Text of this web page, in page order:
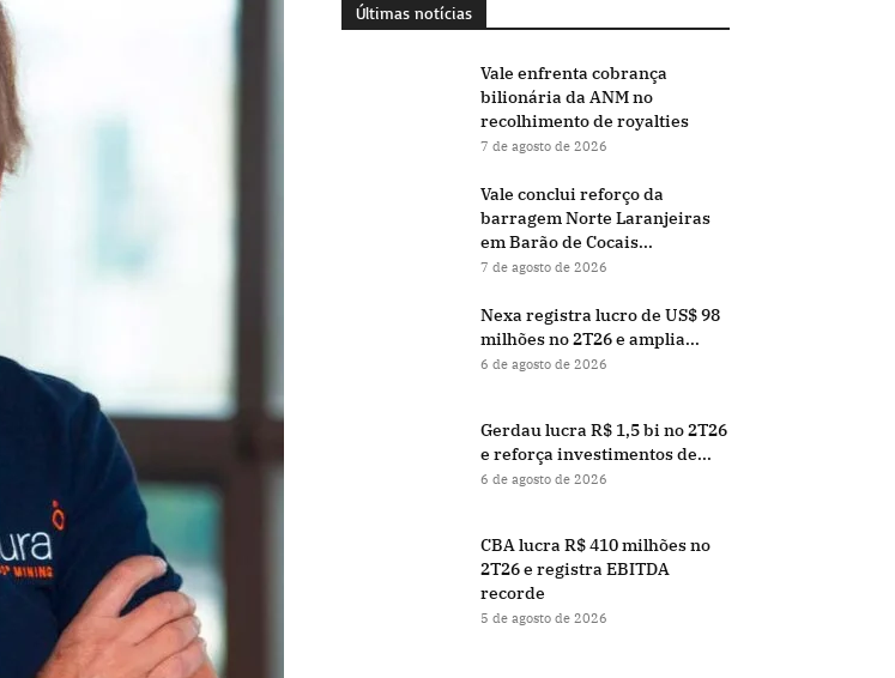
Últimas notícias
Vale enfrenta cobrança
bilionária da ANM no
recolhimento de royalties
7 de agosto de 2026
Vale conclui reforço da
barragem Norte Laranjeiras
em Barão de Cocais...
7 de agosto de 2026
Nexa registra lucro de US$ 98
milhões no 2T26 e amplia...
6 de agosto de 2026
Gerdau lucra R$ 1,5 bi no 2T26
e reforça investimentos de...
6 de agosto de 2026
CBA lucra R$ 410 milhões no
2T26 e registra EBITDA
recorde
5 de agosto de 2026